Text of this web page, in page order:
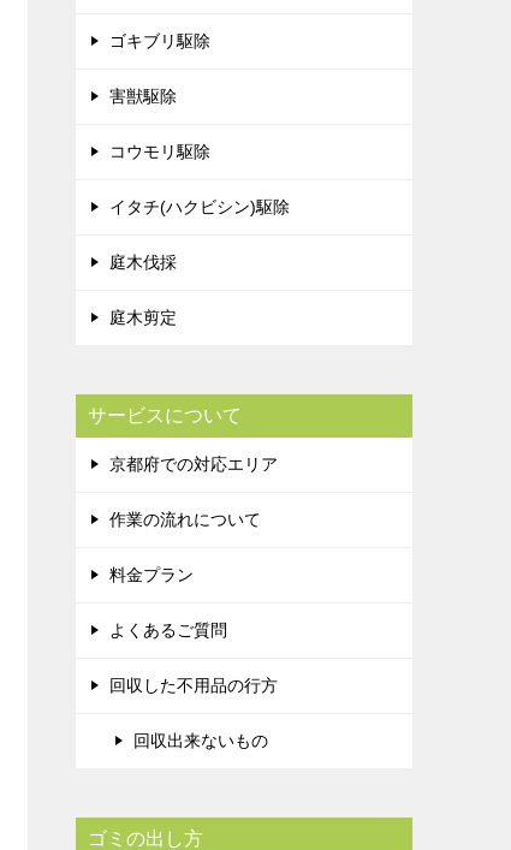
ゴキブリ駆除
害獣駆除
コウモリ駆除
イタチ(ハクビシン)駆除
庭木伐採
庭木剪定
サービスについて
京都府での対応エリア
作業の流れについて
料金プラン
よくあるご質問
回収した不用品の行方
回収出来ないもの
ゴミの出し方